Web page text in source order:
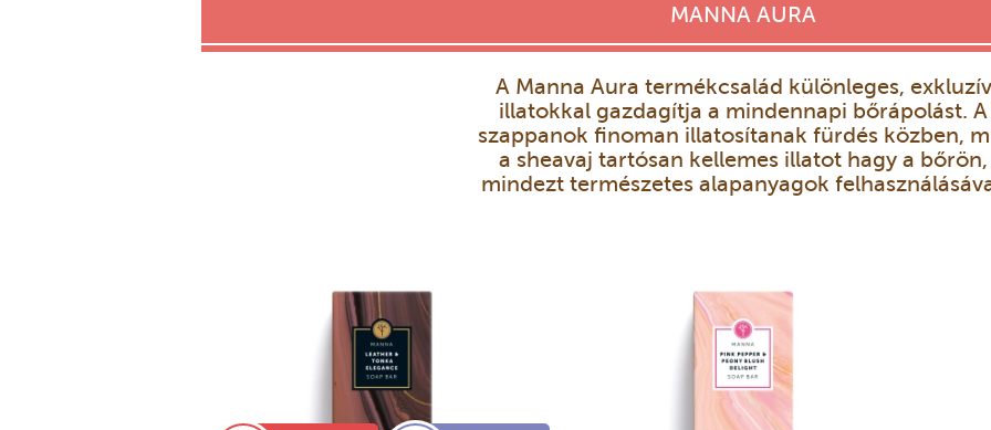
MANNA AURA
A Manna Aura termékcsalád különleges, exkluzív
illatokkal gazdagítja a mindennapi bőrápolást. A
szappanok finoman illatosítanak fürdés közben,
a sheavaj tartósan kellemes illatot hagy a bőrön,
mindezt természetes alapanyagok